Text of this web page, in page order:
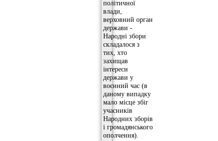
політичної
влади,
верховний орган
держави -
Народні збори
складалося з
тих, хто
захищав
інтереси
держави у
воєнний час (в
даному випадку
мало місце збіг
учасників
Народних зборів
і громадянського
ополчення).